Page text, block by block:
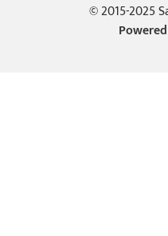
© 2015-2025